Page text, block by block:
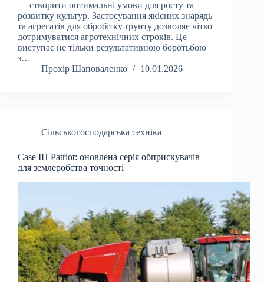
— створити оптимальні умови для росту та
розвитку культур. Застосування якісних знарядь
та агрегатів для обробітку ґрунту дозволяє чітко
дотримуватися агротехнічних строків. Це
виступає не тільки результативною боротьбою
з…
Прохір Шаповаленко
10.01.2026
Сільськогосподарська техніка
Case IH Patriot: оновлена серія обприскувачів
для землеробства точності